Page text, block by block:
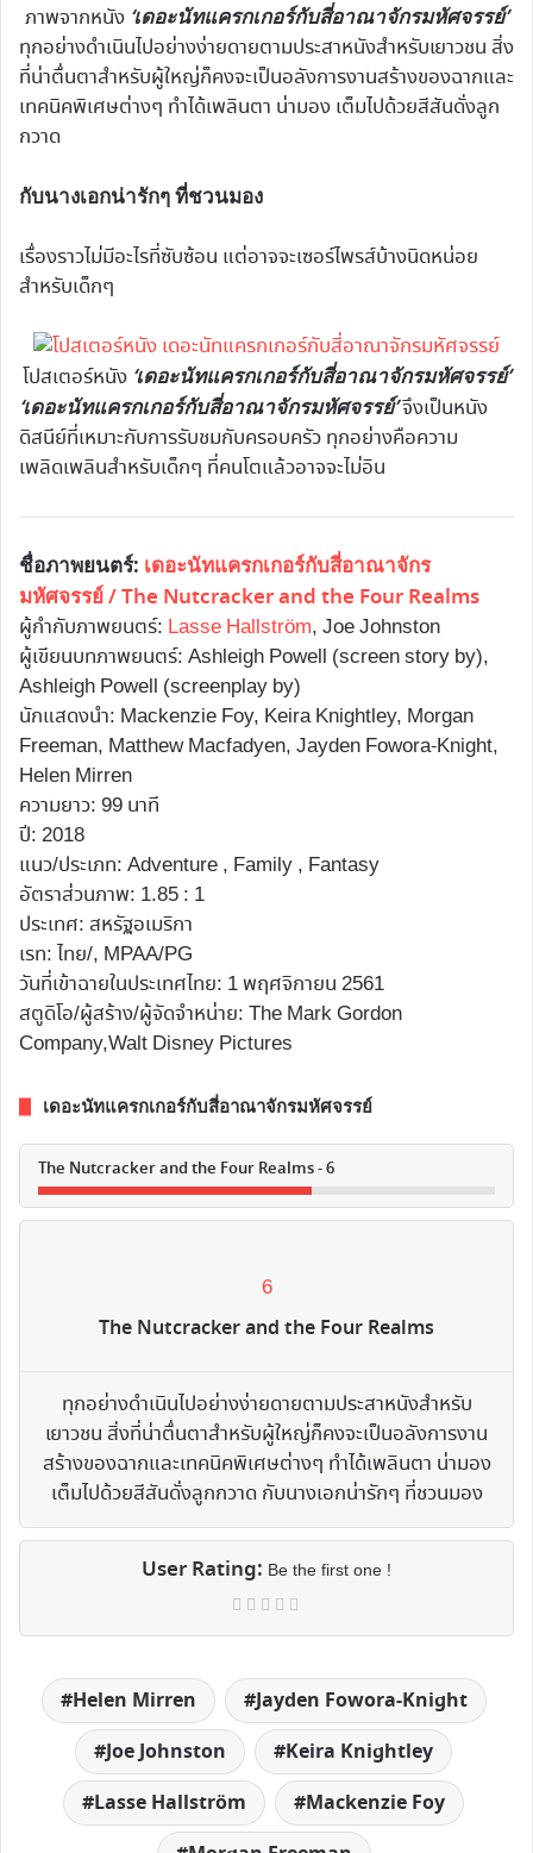
ภาพจากหนัง ‘เดอะนัทแครกเกอร์กับสี่อาณาจักรมหัศจรรย์’
ทุกอย่างดำเนินไปอย่างง่ายดายตามประสาหนังสำหรับเยาวชน สิ่ง
ที่น่าตื่นตาสำหรับผู้ใหญ่ก็คงจะเป็นอลังการงานสร้างของฉากและ
เทคนิคพิเศษต่างๆ ทำได้เพลินตา น่ามอง เต็มไปด้วยสีสันดั่งลูก
กวาด
กับนางเอกน่ารักๆ ที่ชวนมอง
เรื่องราวไม่มีอะไรที่ซับซ้อน แต่อาจจะเซอร์ไพรส์บ้างนิดหน่อย
สำหรับเด็กๆ
โปสเตอร์หนัง ‘เดอะนัทแครกเกอร์กับสี่อาณาจักรมหัศจรรย์’
‘เดอะนัทแครกเกอร์กับสี่อาณาจักรมหัศจรรย์’จึงเป็นหนัง
ดิสนีย์ที่เหมาะกับการรับชมกับครอบครัว ทุกอย่างคือความ
เพลิดเพลินสำหรับเด็กๆ ที่คนโตแล้วอาจจะไม่อิน
ชื่อภาพยนตร์: เดอะนัทแครกเกอร์กับสี่อาณาจักร
มหัศจรรย์ / The Nutcracker and the Four Realms
ผู้กำกับภาพยนตร์: Lasse Hallström, Joe Johnston
ผู้เขียนบทภาพยนตร์: Ashleigh Powell (screen story by),
Ashleigh Powell (screenplay by)
นักแสดงนำ: Mackenzie Foy, Keira Knightley, Morgan
Freeman, Matthew Macfadyen, Jayden Fowora-Knight,
Helen Mirren
ความยาว: 99 นาที
ปี: 2018
แนว/ประเภท: Adventure , Family , Fantasy
อัตราส่วนภาพ: 1.85 : 1
ประเทศ: สหรัฐอเมริกา
เรท: ไทย/, MPAA/PG
วันที่เข้าฉายในประเทศไทย: 1 พฤศจิกายน 2561
สตูดิโอ/ผู้สร้าง/ผู้จัดจำหน่าย: The Mark Gordon
Company,Walt Disney Pictures
เดอะนัทแครกเกอร์กับสี่อาณาจักรมหัศจรรย์
The Nutcracker and the Four Realms - 6
6
The Nutcracker and the Four Realms
ทุกอย่างดำเนินไปอย่างง่ายดายตามประสาหนังสำหรับ
เยาวชน สิ่งที่น่าตื่นตาสำหรับผู้ใหญ่ก็คงจะเป็นอลังการงาน
สร้างของฉากและเทคนิคพิเศษต่างๆ ทำได้เพลินตา น่ามอง
เต็มไปด้วยสีสันดั่งลูกกวาด กับนางเอกน่ารักๆ ที่ชวนมอง
User Rating: Be the first one !
Helen Mirren
Jayden Fowora-Knight
Joe Johnston
Keira Knightley
Lasse Hallström
Mackenzie Foy